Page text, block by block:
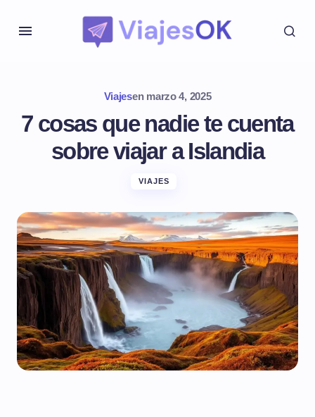
Viajesen marzo 4, 2025
7 cosas que nadie te cuenta
sobre viajar a Islandia
VIAJES